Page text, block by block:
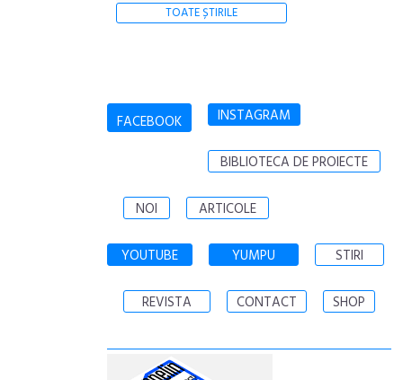
TOATE ȘTIRILE
FACEBOOK INSTAGRAM
BIBLIOTECA DE PROIECTE
NOI ARTICOLE
YOUTUBE YUMPU STIRI
REVISTA CONTACT SHOP